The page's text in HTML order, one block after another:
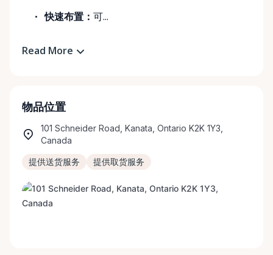
快速布置：可...
Read More
物品位置
101 Schneider Road, Kanata, Ontario K2K 1Y3,
Canada
提供送货服务 提供取货服务